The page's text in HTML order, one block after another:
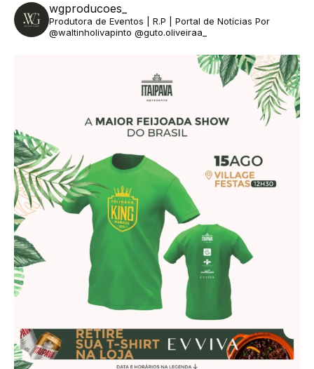
wgproducoes_
Produtora de Eventos | R.P | Portal de Notícias Por
@waltinholivapinto @guto.oliveiraa_